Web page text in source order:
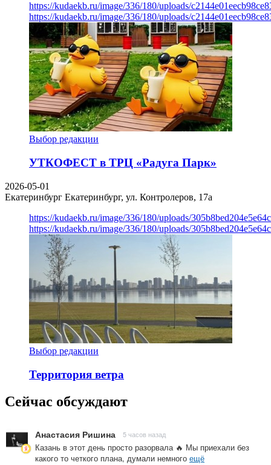
https://kudaekb.ru/image/336/180/uploads/
https://kudaekb.ru/image/336/180/uploads/
Выбор редакции
УТКОФЕСТ в ТРЦ «Радуга Парк»
2026-05-01
Екатеринбург Екатеринбург, ул. Контролеров, 17а
https://kudaekb.ru/image/336/180/uploads/
https://kudaekb.ru/image/336/180/uploads/
Выбор редакции
Территория ветра
Сейчас обсуждают
Анастасия Ришина 5 часов назад
Казань в этот день просто разорвала 🔥 Мы приехали без
какого то четкого плана, думали немного ещё